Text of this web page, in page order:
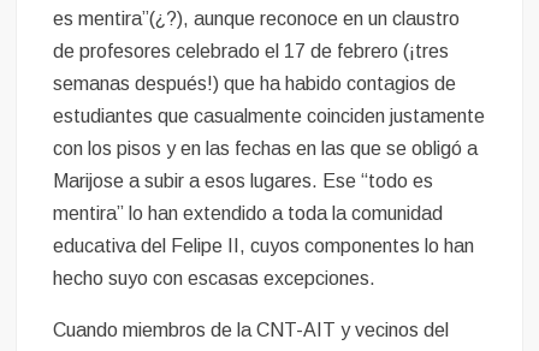
es mentira”(¿?), aunque reconoce en un claustro
de profesores celebrado el 17 de febrero (¡tres
semanas después!) que ha habido contagios de
estudiantes que casualmente coinciden justamente
con los pisos y en las fechas en las que se obligó a
Marijose a subir a esos lugares. Ese “todo es
mentira” lo han extendido a toda la comunidad
educativa del Felipe II, cuyos componentes lo han
hecho suyo con escasas excepciones.
Cuando miembros de la CNT-AIT y vecinos del